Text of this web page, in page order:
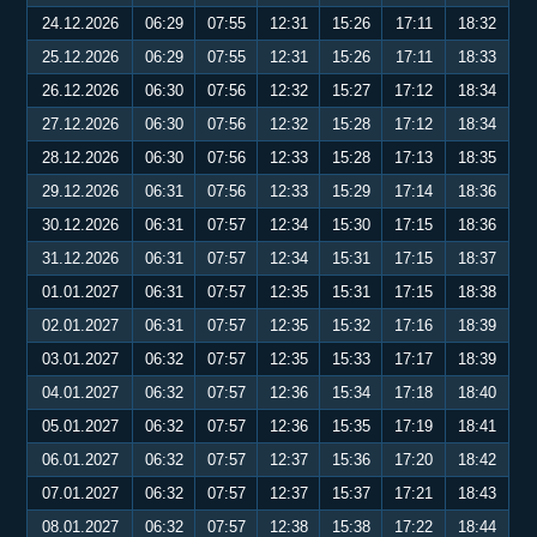
24.12.2026
06:29 07:55 12:31 15:26 17:11
18:32
25.12.2026
06:29 07:55 12:31 15:26 17:11
18:33
26.12.2026
06:30 07:56 12:32 15:27 17:12
18:34
27.12.2026
06:30 07:56 12:32 15:28 17:12
18:34
28.12.2026
06:30 07:56 12:33 15:28 17:13
18:35
29.12.2026
06:31 07:56 12:33 15:29 17:14
18:36
30.12.2026
06:31 07:57 12:34 15:30 17:15
18:36
31.12.2026
06:31 07:57 12:34 15:31 17:15
18:37
01.01.2027
06:31 07:57 12:35 15:31 17:15
18:38
02.01.2027
06:31 07:57 12:35 15:32 17:16
18:39
03.01.2027
06:32 07:57 12:35 15:33 17:17
18:39
04.01.2027
06:32 07:57 12:36 15:34 17:18
18:40
05.01.2027
06:32 07:57 12:36 15:35 17:19
18:41
06.01.2027
06:32 07:57 12:37 15:36 17:20
18:42
07.01.2027
06:32 07:57 12:37 15:37 17:21
18:43
08.01.2027
06:32 07:57 12:38 15:38 17:22
18:44